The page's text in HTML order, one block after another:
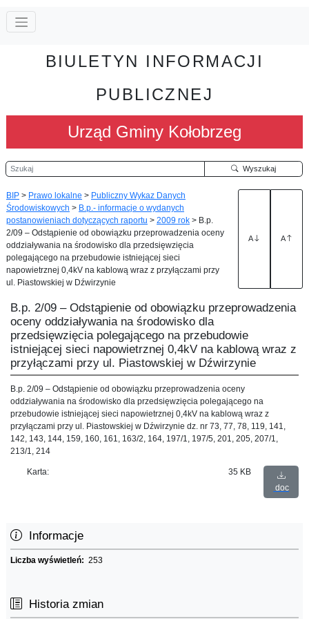
BIULETYN INFORMACJI
PUBLICZNEJ
Urząd Gminy Kołobrzeg
Szukaj Wyszukaj
BIP > Prawo lokalne > Publiczny Wykaz Danych
Środowiskowych > B.p.- informacje o wydanych
postanowieniach dotyczących raportu > 2009 rok > B.p.
2/09 – Odstąpienie od obowiązku przeprowadzenia oceny
oddziaływania na środowisko dla przedsięwzięcia
polegającego na przebudowie istniejącej sieci
napowietrznej 0,4kV na kablową wraz z przyłączami przy
ul. Piastowskiej w Dźwirzynie
A A
B.p. 2/09 – Odstąpienie od obowiązku przeprowadzenia
oceny oddziaływania na środowisko dla
przedsięwzięcia polegającego na przebudowie
istniejącej sieci napowietrznej 0,4kV na kablową wraz z
przyłączami przy ul. Piastowskiej w Dźwirzynie
B.p. 2/09 – Odstąpienie od obowiązku przeprowadzenia oceny
oddziaływania na środowisko dla przedsięwzięcia polegającego na
przebudowie istniejącej sieci napowietrznej 0,4kV na kablową wraz z
przyłączami przy ul. Piastowskiej w Dźwirzynie dz. nr 73, 77, 78, 119, 141,
142, 143, 144, 159, 160, 161, 163/2, 164, 197/1, 197/5, 201, 205, 207/1,
213/1, 214
Karta:
35 KB
doc
Informacje
Liczba wyświetleń: 253
Historia zmian